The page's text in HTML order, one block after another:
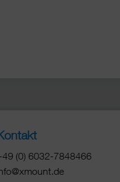
(0) 6032-7848466